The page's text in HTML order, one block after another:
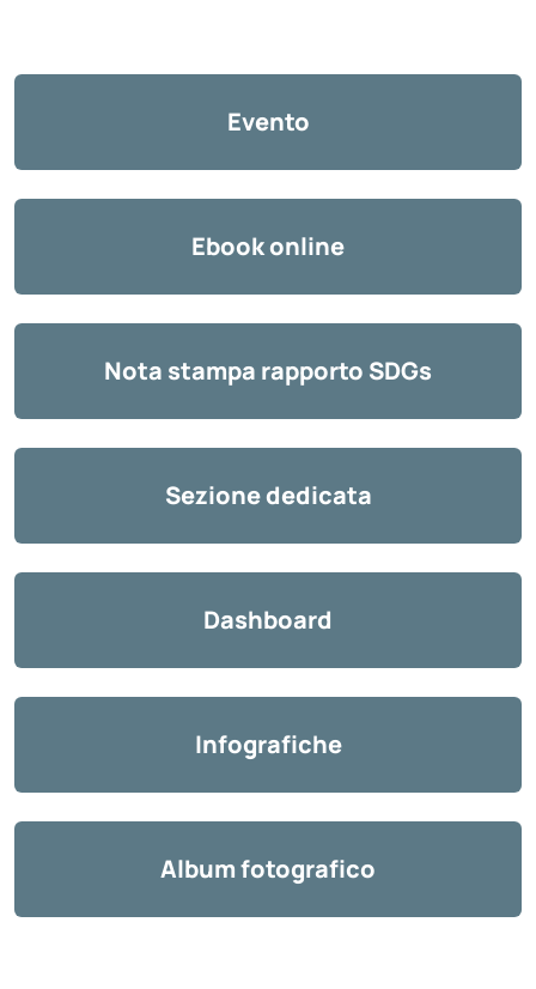
Evento
Ebook online
Nota stampa rapporto SDGs
Sezione dedicata
Dashboard
Infografiche
Album fotografico